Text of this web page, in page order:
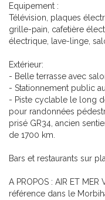
Equipement :
Télévision, plaques
grille-pain, cafetière
électrique, lave-linge,
Extérieur:
- Belle terrasse avec
- Stationnement public
- Piste cyclable le long
pour randonnées
prisé GR34, ancien
de 1700 km.
Bars et restaurants sur
A PROPOS : AIR ET
référence dans le